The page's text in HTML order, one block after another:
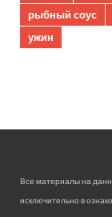
рыбный соус
ужин
Все материалы на
исключительно в